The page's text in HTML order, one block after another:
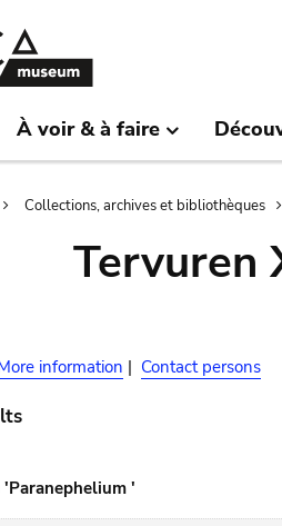
À voir & à faire
Collections, archives et bibliothèques
Tervuren
information | Contact persons
'